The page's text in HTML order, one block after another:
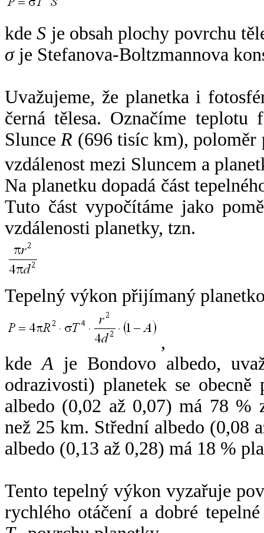
kdeS je obsah plochy povrchu
σje Stefanova-Boltzmannova
Uvažujeme, že planetka i
černá tělesa. Označíme
SlunceR (696 tisíc km),
vzdálenost mezi Sluncem a
Na planetku dopadá část
Tuto část vypočítáme jako
vzdálenosti planetky, tzn.
Tepelný výkon přijímaný
,
kdeA je Bondovo albedo,
odrazivosti) planetek se
albedo (0,02 až 0,07) má 78 %
než 25 km. Střední albedo (0,08
albedo (0,13 až 0,28) má 18 %
Tento tepelný výkon vyzařuje
rychlého otáčení a dobré